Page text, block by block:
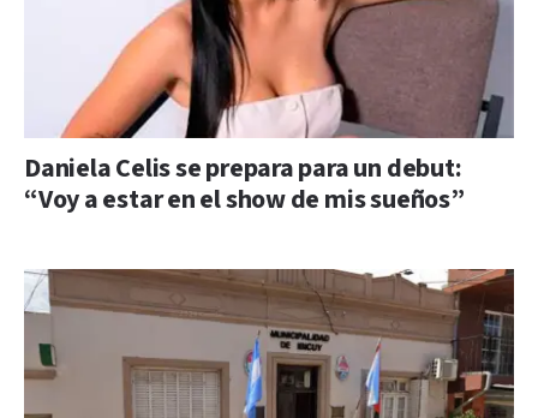
Daniela Celis se prepara para un debut:
“Voy a estar en el show de mis sueños”